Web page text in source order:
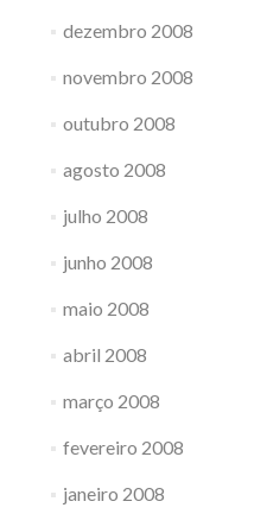
dezembro 2008
novembro 2008
outubro 2008
agosto 2008
julho 2008
junho 2008
maio 2008
abril 2008
março 2008
fevereiro 2008
janeiro 2008